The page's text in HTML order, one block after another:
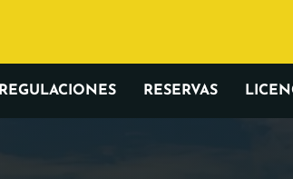
REGULACIONES RESERVAS